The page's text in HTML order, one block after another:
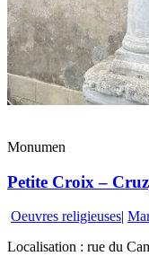
Monumen
Petite Croix –
Oeuvres religieuses|
Localisation : rue du